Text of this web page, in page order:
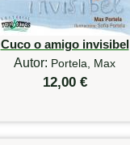
Cuco o amigo invisibel
Autor: Portela, Max
12,00 €